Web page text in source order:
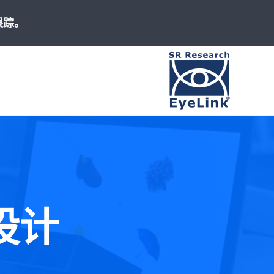
。
高速、精准
计